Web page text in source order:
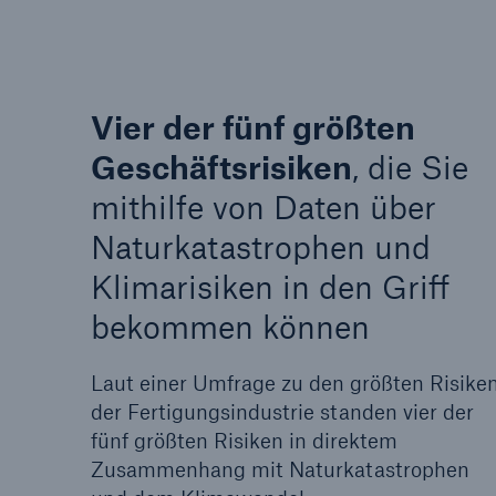
Vier der fünf größten
Geschäftsrisiken, die Sie
mithilfe von Daten über
Naturkatastrophen und
Klimarisiken in den Griff
bekommen können
Laut einer Umfrage zu den größten
der Fertigungsindustrie standen vier der
fünf größten Risiken in direktem
Zusammenhang mit Naturkatastrophen